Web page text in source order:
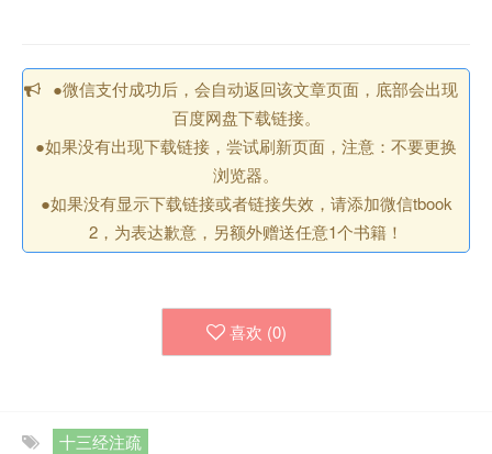
●微信支付成功后，会自动返回该文章页面，底部会出现
百度网盘下载链接。
●如果没有出现下载链接，尝试刷新页面，注意：不要更换
浏览器。
●如果没有显示下载链接或者链接失效，请添加微信tbook
2，为表达歉意，另额外赠送任意1个书籍！
喜欢 (0)
十三经注疏